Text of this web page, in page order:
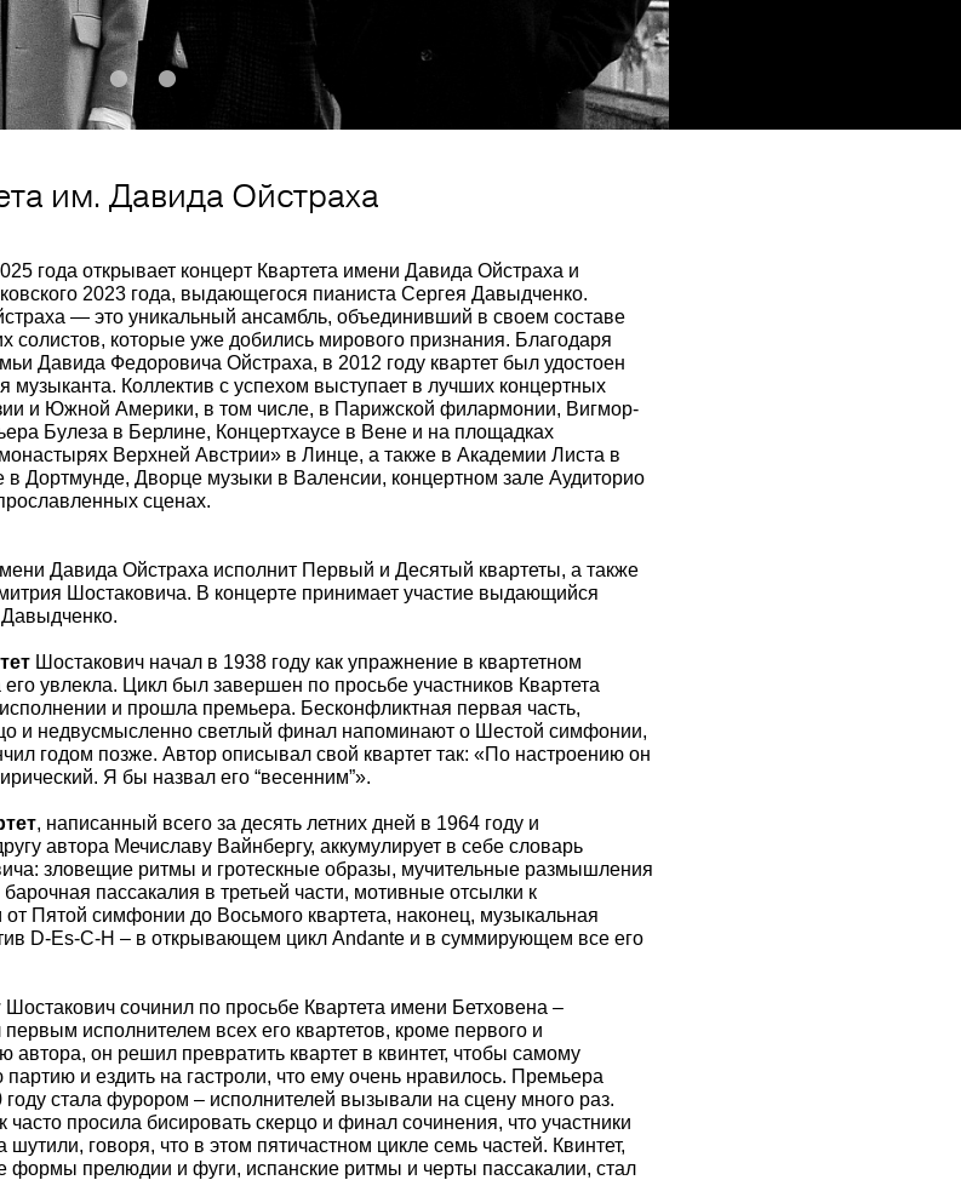
1
им. Давида Ойстраха
года открывает концерт Квартета имени Давида Ойстраха и
2023 года, выдающегося пианиста Сергея Давыдченко.
— это уникальный ансамбль, объединивший в своем составе
солистов, которые уже добились мирового признания. Благодаря
Давида Федоровича Ойстраха, в 2012 году квартет был удостоен
музыканта. Коллектив с успехом выступает в лучших концертных
и Южной Америки, в том числе, в Парижской филармонии, Вигмор-
Булеза в Берлине, Концертхаусе в Вене и на площадках
Верхней Австрии» в Линце, а также в Академии Листа в
в Дортмунде, Дворце музыки в Валенсии, концертном зале Аудиторио
сценах.
Давида Ойстраха исполнит Первый и Десятый квартеты, а также
Шостаковича. В концерте принимает участие выдающийся
Шостакович начал в 1938 году как упражнение в квартетном
увлекла. Цикл был завершен по просьбе участников Квартета
и прошла премьера. Бесконфликтная первая часть,
и недвусмысленно светлый финал напоминают о Шестой симфонии,
годом позже. Автор описывал свой квартет так: «По настроению он
Я бы назвал его “весенним”».
, написанный всего за десять летних дней в 1964 году и
автора Мечиславу Вайнбергу, аккумулирует в себе словарь
зловещие ритмы и гротескные образы, мучительные размышления
пассакалия в третьей части, мотивные отсылки к
Пятой симфонии до Восьмого квартета, наконец, музыкальная
D-Es-C-H – в открывающем цикл Andante и в суммирующем все его
Шостакович сочинил по просьбе Квартета имени Бетховена –
первым исполнителем всех его квартетов, кроме первого и
автора, он решил превратить квартет в квинтет, чтобы самому
и ездить на гастроли, что ему очень нравилось. Премьера
году стала фурором – исполнителей вызывали на сцену много раз.
часто просила бисировать скерцо и финал сочинения, что участники
говоря, что в этом пятичастном цикле семь частей. Квинтет,
прелюдии и фуги, испанские ритмы и черты пассакалии, стал